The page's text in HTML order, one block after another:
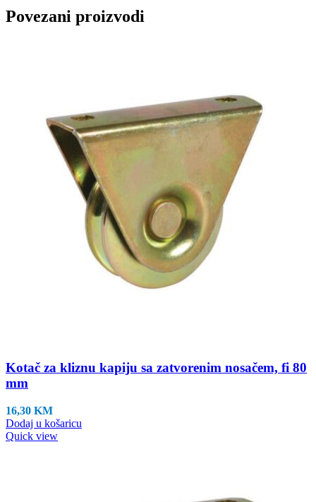
Povezani proizvodi
Kotač za kliznu kapiju sa zatvorenim nosačem, fi 80
mm
16,30 KM
Dodaj u košaricu
Quick view